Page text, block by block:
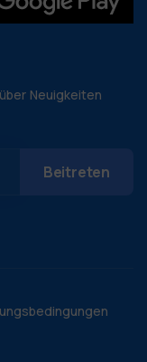
Neuigkeiten